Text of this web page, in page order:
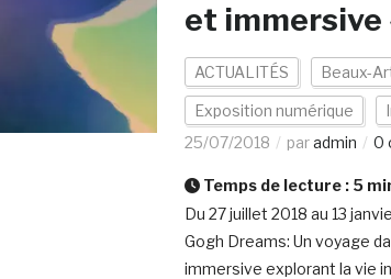
et immersive
ACTUALITÉS Beaux-
Exposition numérique
25/07/2018
paradmin 0
Temps de lecture : 5
Du 27 juillet 2018 au 13
Gogh Dreams: Un voyage
immersive explorant la vie